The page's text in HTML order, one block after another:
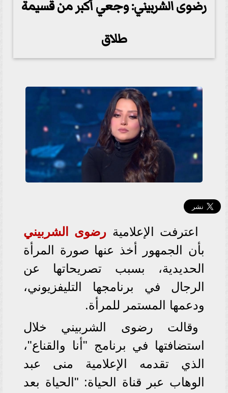
رضوى الشربيني: وجعي أكبر من قسيمة
طلاق
اعترفت الإعلامية رضوى الشربيني
بأن الجمهور أخذ عنها صورة المرأة
الحديدية، بسبب تصريحاتها عن
الرجال في برنامجها التليفزيوني،
ودعمها المستمر للمرأة.
وقالت رضوى الشربيني خلال
استضافتها في برنامج "أنا والقناع"،
الذي تقدمه الإعلامية منى عبد
الوهاب عبر قناة الحياة: "الحياة بعد